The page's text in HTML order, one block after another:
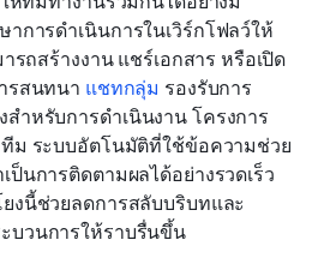
การดำเนินการในเวิร์กโฟลว์ให้
รถสร้างงาน แชร์เอกสาร หรือเปิด
รสนทนา แชทกลุ่ม รองรับการ
ำหรับการดำเนินงาน โครงการ
ม ระบบอัตโนมัติที่ใช้ข้อความช่วย
นการติดตามผลได้อย่างรวดเร็ว
งนี้ช่วยลดการสลับบริบทและ
บวนการให้ราบรื่นขึ้น